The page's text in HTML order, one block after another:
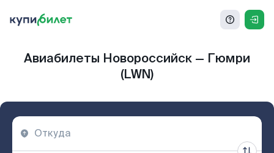
Авиабилеты Новороссийск — Гюмри
(LWN)